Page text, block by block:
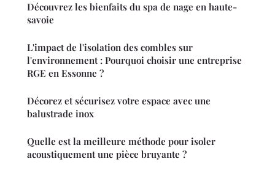
Découvrez les bienfaits du spa de nage en haute-
savoie
L'impact de l'isolation des combles sur
l'environnement : Pourquoi choisir une entreprise
RGE en Essonne ?
Décorez et sécurisez votre espace avec une
balustrade inox
Quelle est la meilleure méthode pour isoler
acoustiquement une pièce bruyante ?